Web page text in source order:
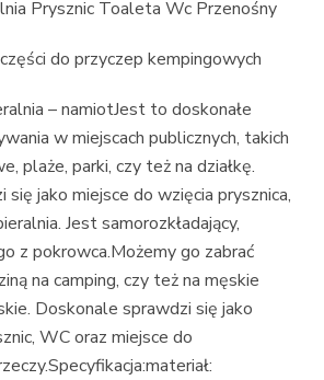
Prysznic Toaleta Wc Przenośny
do przyczep kempingowych
– namiotJest to doskonałe
w miejscach publicznych, takich
plaże, parki, czy też na działkę.
jako miejsce do wzięcia prysznica,
Jest samorozkładający,
z pokrowca.Możemy go zabrać
na camping, czy też na męskie
Doskonale sprawdzi się jako
WC oraz miejsce do